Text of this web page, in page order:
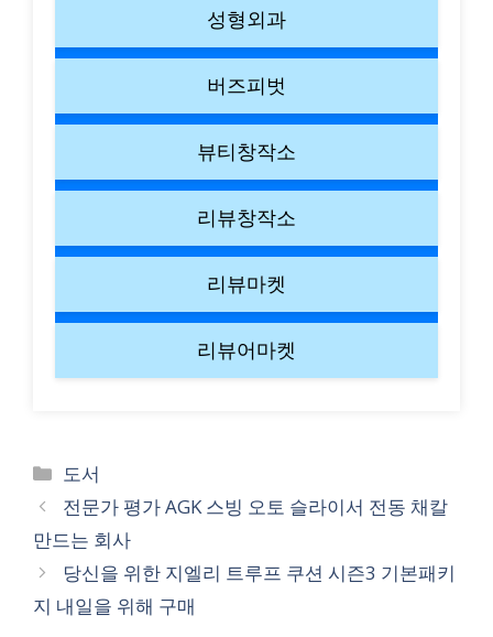
성형외과
버즈피벗
뷰티창작소
리뷰창작소
리뷰마켓
리뷰어마켓
Categories
도서
전문가 평가 AGK 스빙 오토 슬라이서 전동 채칼
만드는 회사
당신을 위한 지엘리 트루프 쿠션 시즌3 기본패키
지 내일을 위해 구매